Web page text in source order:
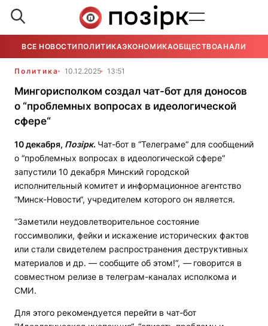
ВСЕ НОВОСТИ ПОЛИТИКАЭКОНОМИКАОБЩЕСТВОАНАЛИТИКА
Политика 10.12.2025 13:51
Мингорисполком создал чат-бот для доносов
о “проблемных вопросах в идеологической
сфере“
10 декабря, Позірк. Чат-бот в “Телеграме“ для сообщений
о “проблемных вопросах в идеологической сфере“
запустили 10 декабря Минский городской
исполнительный комитет и информационное агентство
“Минск-Новости“, учредителем которого он является.
“Заметили неудовлетворительное состояние
госсимволики, фейки и искажение исторических фактов
или стали свидетелем распространения деструктивных
материалов и др. — сообщите об этом!“, —говорится в
совместном релизе в телеграм-каналах исполкома и
СМИ.
Для этого рекомендуется перейти в чат-бот